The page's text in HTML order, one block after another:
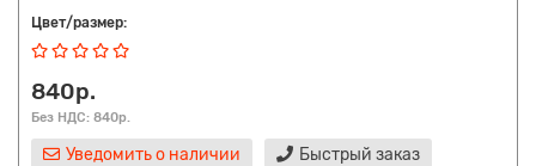
Цвет/размер:
840р.
Без НДС: 840р.
Уведомить о наличии Быстрый заказ